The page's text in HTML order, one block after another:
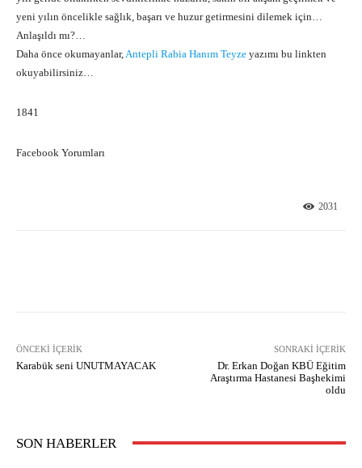
yeni yılın öncelikle sağlık, başarı ve huzur getirmesini dilemek için…
Anlaşıldı mı?…
Daha önce okumayanlar,Antepli Rabia Hanım Teyze yazımı bu linkten
okuyabilirsiniz…
1841
Facebook Yorumları
2031
ÖNCEKI İÇERIK
Karabük seni UNUTMAYACAK
SONRAKI İÇERIK
Dr. Erkan Doğan KBÜ Eğitim
Araştırma Hastanesi Başhekimi
oldu
SON HABERLER